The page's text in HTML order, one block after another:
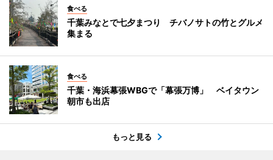
食べる
千葉みなとで七夕まつり チバノサトの竹とグルメ
集まる
食べる
千葉・海浜幕張WBGで「幕張万博」 ベイタウン
朝市も出店
もっと見る